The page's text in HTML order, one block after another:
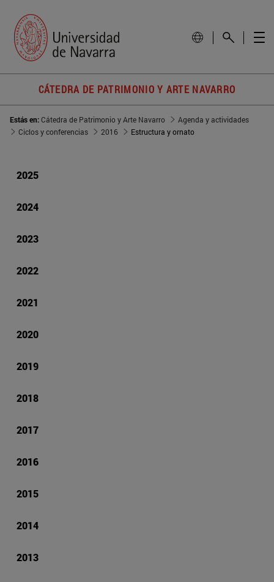
CÁTEDRA DE PATRIMONIO Y ARTE NAVARRO
Estás en:Cátedra de Patrimonio y Arte Navarro
Agenda y actividades
Ciclos y conferencias
2016 Estructura y ornato
2025
2024
2023
2022
2021
2020
2019
2018
2017
2016
2015
2014
2013